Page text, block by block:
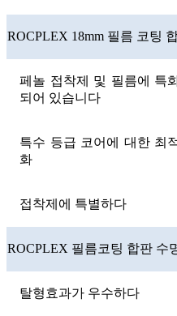
ROCPLEX 18mm 필름 코팅
페놀 접착제 및 필름에 특
되어 있습니다
특수 등급 코어에 대한 최
화
접착제에 특별하다
ROCPLEX 필름코팅 합판 수
탈형효과가 우수하다